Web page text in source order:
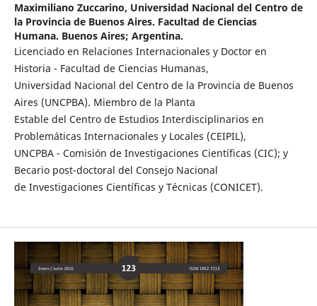
Maximiliano Zuccarino, Universidad Nacional del Centro de
la Provincia de Buenos Aires. Facultad de Ciencias
Humana. Buenos Aires; Argentina.
Licenciado en Relaciones Internacionales y Doctor en
Historia - Facultad de Ciencias Humanas,
Universidad Nacional del Centro de la Provincia de Buenos
Aires (UNCPBA). Miembro de la Planta
Estable del Centro de Estudios Interdisciplinarios en
Problemáticas Internacionales y Locales (CEIPIL),
UNCPBA - Comisión de Investigaciones Científicas (CIC); y
Becario post-doctoral del Consejo Nacional
de Investigaciones Científicas y Técnicas (CONICET).